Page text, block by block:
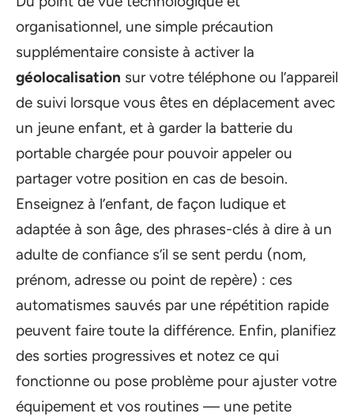
organisationnel, une simple précaution
supplémentaire consiste à activer la
géolocalisation sur votre téléphone ou l’appareil
de suivi lorsque vous êtes en déplacement avec
un jeune enfant, et à garder la batterie du
portable chargée pour pouvoir appeler ou
partager votre position en cas de besoin.
Enseignez à l’enfant, de façon ludique et
adaptée à son âge, des phrases-clés à dire à un
adulte de confiance s’il se sent perdu (nom,
prénom, adresse ou point de repère) : ces
automatismes sauvés par une répétition rapide
peuvent faire toute la différence. Enfin, planifiez
des sorties progressives et notez ce qui
fonctionne ou pose problème pour ajuster votre
équipement et vos routines — une petite